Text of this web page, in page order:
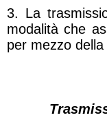
3. La
modalità che
per mezzo